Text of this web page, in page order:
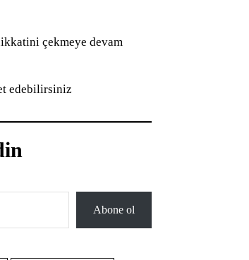
çekmeye devam
edebilirsiniz​
Abone ol